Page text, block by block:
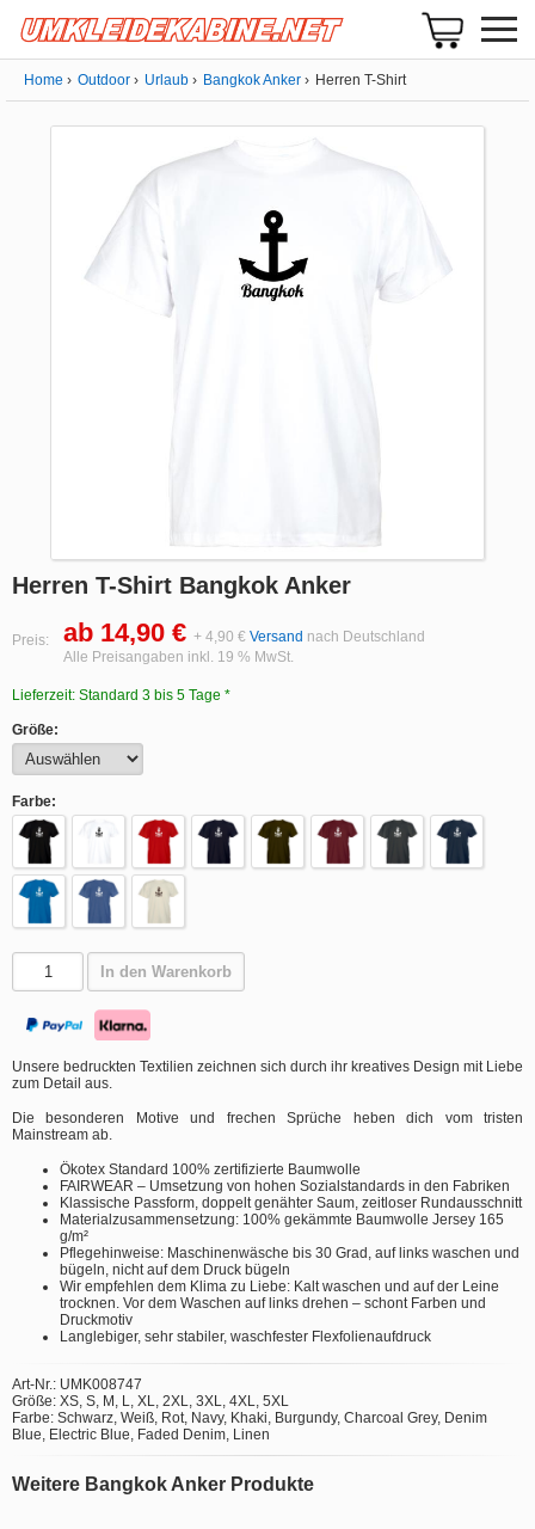
Home Outdoor Urlaub Bangkok Anker Herren T-Shirt
Herren T-Shirt Bangkok Anker
Preis: ab 14,90 € + 4,90 € Versand nach Deutschland
Alle Preisangaben inkl. 19 % MwSt.
Lieferzeit: Standard 3 bis 5 Tage *
Größe:
Farbe:
In den Warenkorb
Unsere bedruckten Textilien zeichnen sich durch ihr kreatives Design mit Liebe
zum Detail aus.
Die besonderen Motive und frechen Sprüche heben dich vom tristen
Mainstream ab.
Ökotex Standard 100% zertifizierte Baumwolle
FAIRWEAR – Umsetzung von hohen Sozialstandards in den Fabriken
Klassische Passform, doppelt genähter Saum, zeitloser Rundausschnitt
Materialzusammensetzung: 100% gekämmte Baumwolle Jersey 165
g/m²
Pflegehinweise: Maschinenwäsche bis 30 Grad, auf links waschen und
bügeln, nicht auf dem Druck bügeln
Wir empfehlen dem Klima zu Liebe: Kalt waschen und auf der Leine
trocknen. Vor dem Waschen auf links drehen – schont Farben und
Druckmotiv
Langlebiger, sehr stabiler, waschfester Flexfolienaufdruck
Art-Nr.: UMK008747
Größe: XS, S, M, L, XL, 2XL, 3XL, 4XL, 5XL
Farbe: Schwarz, Weiß, Rot, Navy, Khaki, Burgundy, Charcoal Grey, Denim
Blue, Electric Blue, Faded Denim, Linen
Weitere Bangkok Anker Produkte